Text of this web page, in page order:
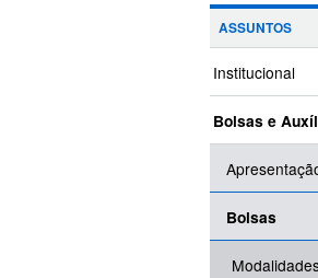
ASSUNTOS
Institucional
Bolsas e
Bolsas